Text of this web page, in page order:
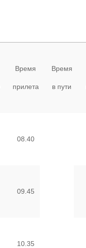
Время
прилета
Время
в пути
08.40
09.45
10.35